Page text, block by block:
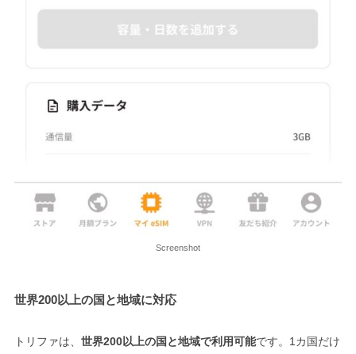
Screenshot
世界200以上の国と地域に対応
トリファは、 世界200以上の国と地域で利用可能です。1カ国だけ